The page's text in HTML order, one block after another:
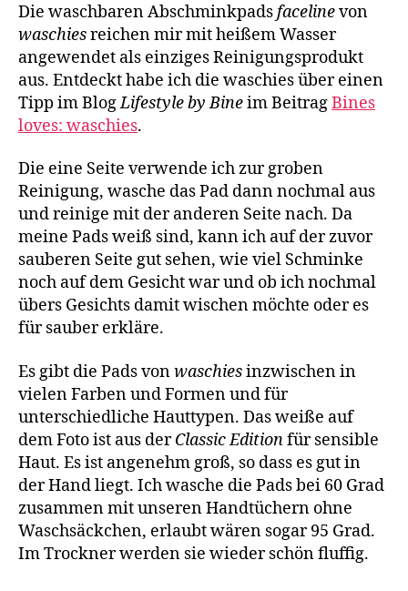
Die waschbaren Abschminkpadsfacelinevon
waschiesreichen mir mit heißem Wasser
angewendet als einziges Reinigungsprodukt
aus. Entdeckt habe ich die waschies über einen
Tipp im BlogLifestyle by Bineim BeitragBines
loves: waschies.
Die eine Seite verwende ich zur groben
Reinigung, wasche das Pad dann nochmal aus
und reinige mit der anderen Seite nach. Da
meine Pads weiß sind, kann ich auf der zuvor
sauberen Seite gut sehen, wie viel Schminke
noch auf dem Gesicht war und ob ich nochmal
übers Gesichts damit wischen möchte oder es
für sauber erkläre.
Es gibt die Pads vonwaschiesinzwischen in
vielen Farben und Formen und für
unterschiedliche Hauttypen. Das weiße auf
dem Foto ist aus derClassic Editionfür sensible
Haut. Es ist angenehm groß, so dass es gut in
der Hand liegt. Ich wasche die Pads bei 60 Grad
zusammen mit unseren Handtüchern ohne
Waschsäckchen, erlaubt wären sogar 95 Grad.
Im Trockner werden sie wieder schön fluffig.